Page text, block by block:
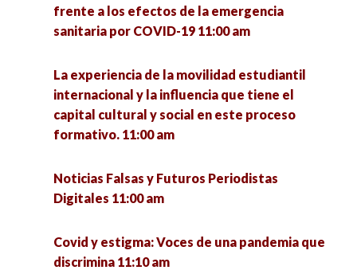
Remembranza de la vida y obra del Dr. Eligio
Meza Padilla 5:15 pm
La dimensión ambiental en los posgrados de
educación pertenecientes al PNPC (CONACYT)
5:30 pm
Problem 6:00 pm
2018-2019 6:00 pm
La reforma educativa neoliberal en México.
Economía política de las tendencias rupturistas
en América Latina 12:00 pm
alimentaria. 12:00 pm
espíritu 12:00 pm
frente a los efectos de la emergencia
sanitaria por COVID-19 11:00 am
La experiencia de la movilidad estudiantil
internacional y la influencia que tiene el
capital cultural y social en este proceso
formativo. 11:00 am
Noticias Falsas y Futuros Periodistas
Digitales 11:00 am
Covid y estigma: Voces de una pandemia que
discrimina 11:10 am